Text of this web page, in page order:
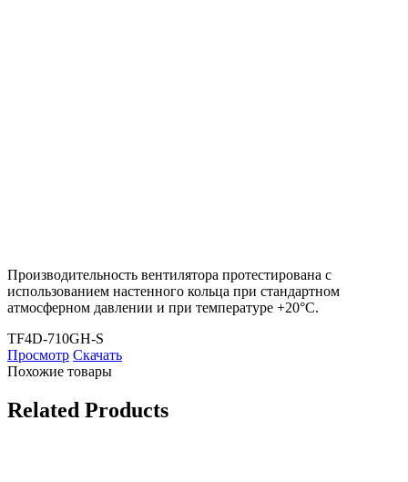
Производительность вентилятора протестирована с
использованием настенного кольца при стандартном
атмосферном давлении и при температуре +20°С.
TF4D-710GH-S
Просмотр Скачать
Похожие товары
Related Products